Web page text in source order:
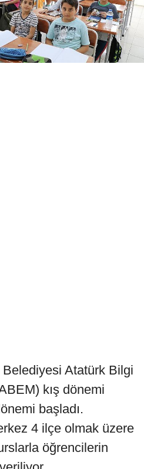
Atatürk Bilgi
kış dönemi
başladı.
4 ilçe olmak üzere
öğrencilerin